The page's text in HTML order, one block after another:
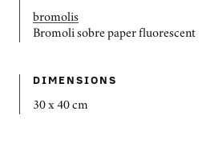
bromolis
Bromoli sobre paper fluorescent
DIMENSIONS
30 x 40 cm